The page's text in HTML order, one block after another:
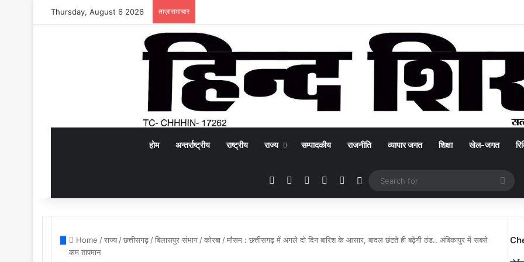
Thursday, August 6 2026 ताज़ासमाचार
होम अन्तर्राष्ट्रीय राष्ट्रीय राज्य सम्पादकीय राजनीति व्यापार जगत शिक्षा खेल-जगत
Facebook YouTubeInstagramWhatsApp
Switch skin
for
Home /राज्य/छत्तीसगढ़/बिलासपुर संभाग/कोरबा/मौसम : छत्तीसगढ़ में अगले दो दिन बारिश के आसार, बादल छंटते ही बढ़ेगी ठंड.. अंबिकापुर में सबसे
कम तापमान